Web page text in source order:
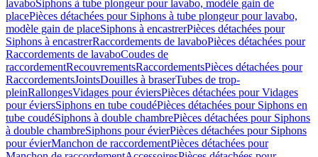
lavaboSiphons à tube plongeur pour lavabo, modèle gain de
placePièces détachées pour Siphons à tube plongeur pour lavabo,
modèle gain de placeSiphons à encastrerPièces détachées pour
Siphons à encastrerRaccordements de lavaboPièces détachées pour
Raccordements de lavaboCoudes de
raccordementRecouvrementsRaccordementsPièces détachées pour
RaccordementsJointsDouilles à braserTubes de trop-
pleinRallongesVidages pour éviersPièces détachées pour Vidages
pour éviersSiphons en tube coudéPièces détachées pour Siphons en
tube coudéSiphons à double chambrePièces détachées pour Siphons
à double chambreSiphons pour évierPièces détachées pour Siphons
pour évierManchon de raccordementPièces détachées pour